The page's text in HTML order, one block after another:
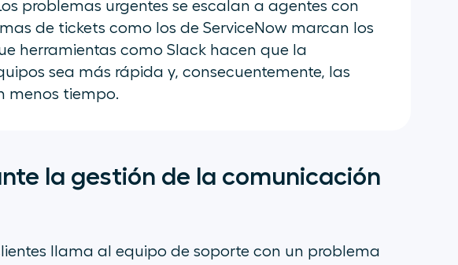
problemas urgentes se escalan a agentes con
de tickets como los de ServiceNow marcan los
herramientas como Slack hacen que la
sea más rápida y, consecuentemente, las
menos tiempo.
la gestión de la comunicación
llama al equipo de soporte con un problema